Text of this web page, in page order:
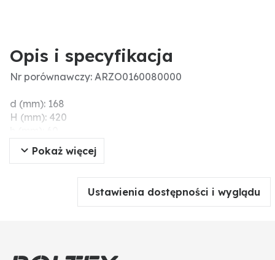
Opis i specyfikacja
Nr porównawczy: ARZO0160080000
d (mm): 168
H (mm): 420
L (mm): 145
Ø (mm): 80
Natężenie przepływu (l/min): 8000
Pokaż więcej
Ustawienia dostępności i wyglądu